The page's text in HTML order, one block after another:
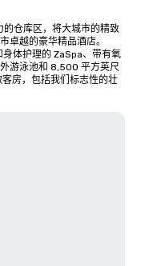
仓库区，将大城市的精致
卓越的豪华精品酒店。
体护理的 ZaSpa、带有氧
游泳池和 8,500 平方英尺
房，包括我们标志性的壮